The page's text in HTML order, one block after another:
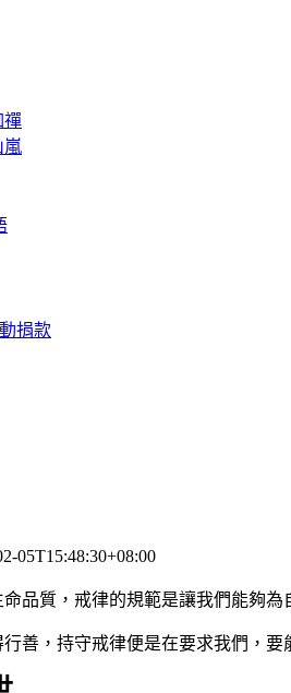
禪
嵐
捐款
05T15:48:30+08:00
品質，戒律的規範是讓我們能夠
善，持守戒律便是在要求我們，